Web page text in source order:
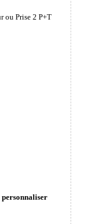
ou Prise 2 P+T